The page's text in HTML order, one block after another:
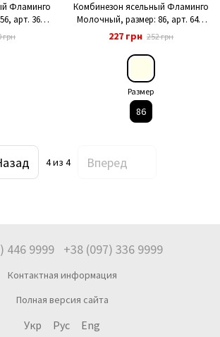
Фламинго
арт. 365-
грн
Комбинезон ясельный Фламинго
Молочный, размер: 86, арт. 647-
218
227 грн 252 грн
Размер
86
4из 4 Вперед
446 9999 +38 (097) 336 9999
Контактная информация
Полная версия сайта
Укр Рус Eng